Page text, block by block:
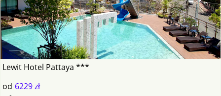
Lewit Hotel Pattaya ***
od 6229 zł